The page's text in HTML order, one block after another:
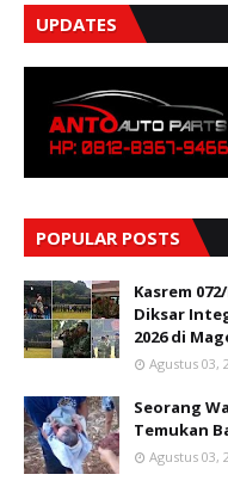
UPDATES
POPULAR POSTS
Kasrem
Diksar
2026 di
Agustus 03,
Seorang
Temukan
Agustus 03,